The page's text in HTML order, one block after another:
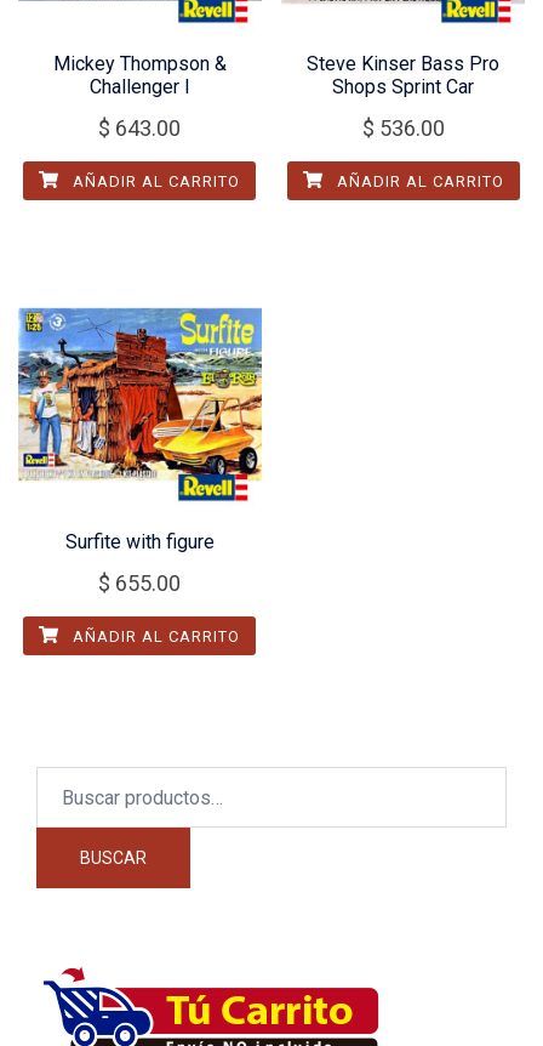
Mickey Thompson &
Challenger I
$ 643.00
AÑADIR AL CARRITO
Steve Kinser Bass Pro
Shops Sprint Car
$ 536.00
AÑADIR AL CARRITO
Surfite with figure
$ 655.00
AÑADIR AL CARRITO
BUSCAR